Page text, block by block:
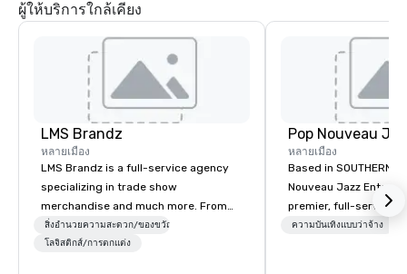
ผู้ให้บริการใกล้เคียง
LMS Brandz
หลายเมือง
LMS Brandz is a full-service agency
specializing in trade show
merchandise and much more. From
booth giveaways and branded apparel
to executive gifting, displays,
สิ่งอำนวยความสะดวก/ของขวัญ
โลจิสติกส์/การตกแต่ง
หลายเมือง
Based in SOUTHERN
Nouveau Jazz
premier, full-service
entertainment
ความบันเทิงแบบว่าจ้าง